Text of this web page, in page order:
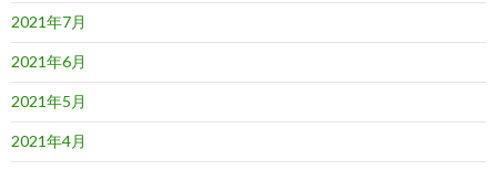
2021年7月
2021年6月
2021年5月
2021年4月